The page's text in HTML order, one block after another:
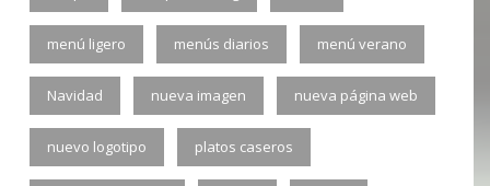
menú ligero menús diarios menú verano
Navidad nueva imagen nueva página web
nuevo logotipo platos caseros